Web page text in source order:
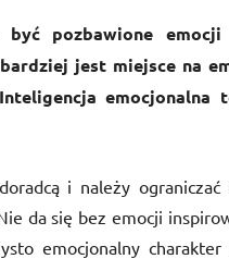
pozbawione
jest miejsce na
emocjonalna
i należy
da się bez emocji
emocjonalny